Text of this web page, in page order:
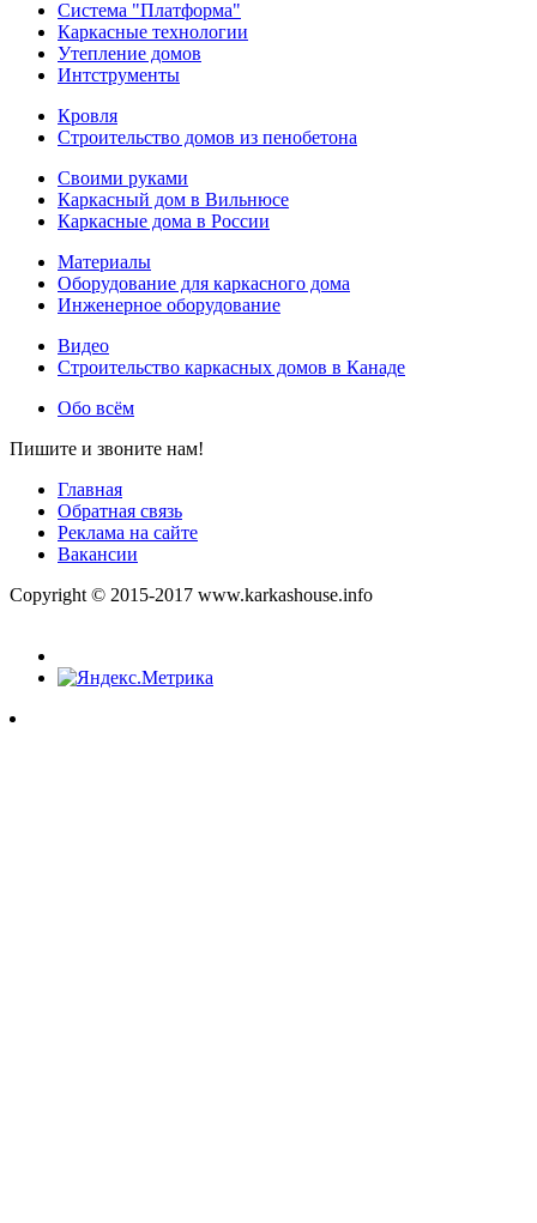
Система "Платформа"
Каркасные технологии
Утепление домов
Интструменты
Кровля
Строительство домов из пенобетона
Своими руками
Каркасный дом в Вильнюсе
Каркасные дома в России
Материалы
Оборудование для каркасного дома
Инженерное оборудование
Видео
Строительство каркасных домов в Канаде
Обо всём
Пишите и звоните нам!
Главная
Обратная связь
Реклама на сайте
Вакансии
Copyright © 2015-2017 www.karkashouse.info